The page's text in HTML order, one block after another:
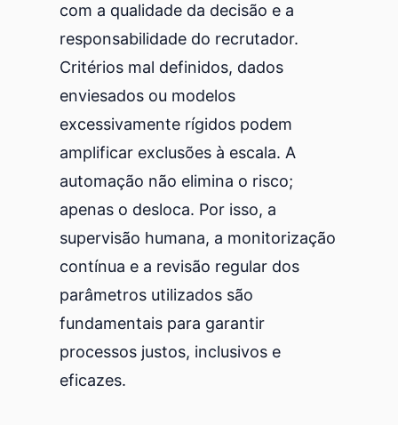
com a qualidade da decisão e a
responsabilidade do recrutador.
Critérios mal definidos, dados
enviesados ou modelos
excessivamente rígidos podem
amplificar exclusões à escala. A
automação não elimina o risco;
apenas o desloca. Por isso, a
supervisão humana, a monitorização
contínua e a revisão regular dos
parâmetros utilizados são
fundamentais para garantir
processos justos, inclusivos e
eficazes.